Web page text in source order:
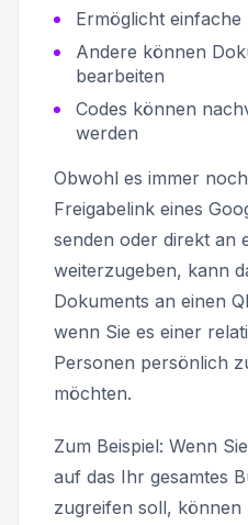
Ermöglicht einfache
Andere können
bearbeiten
Codes können
werden
Obwohl es immer
Freigabelink eines
senden oder direkt an
weiterzugeben, kann
Dokuments an einen
wenn Sie es einer
Personen persönlich
möchten.
Zum Beispiel: Wenn
auf das Ihr gesamtes
zugreifen soll, können